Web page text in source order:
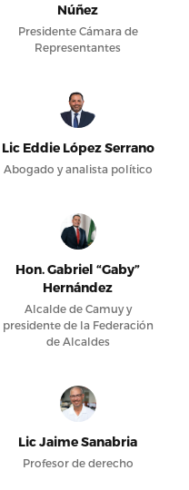
Núñez
Presidente Cámara de
Representantes
Lic Eddie López Serrano
Abogado y analista político
Hon. Gabriel “Gaby”
Hernández
Alcalde de Camuy y
presidente de la Federación
de Alcaldes
Lic Jaime Sanabria
Profesor de derecho